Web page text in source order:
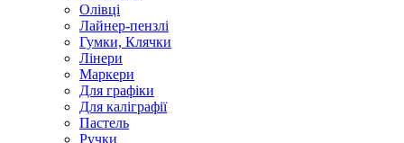
Олівці
Лайнер-пензлі
Гумки, Клячки
Лінери
Маркери
Для графіки
Для каліграфії
Пастель
Ручки